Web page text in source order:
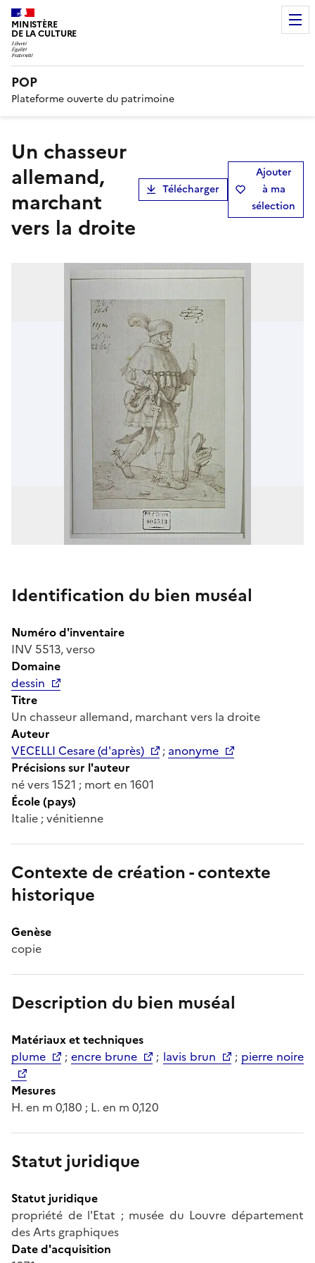
MINISTÈRE
DE LA CULTURE
POP
Plateforme ouverte du patrimoine
Un chasseur
allemand,
marchant
vers la droite
Télécharger
Ajouter
à ma
sélection
Identification du bien muséal
Numéro d'inventaire
INV 5513, verso
Domaine
dessin
Titre
Un chasseur allemand, marchant vers la droite
Auteur
VECELLI Cesare (d'après)
; anonyme
Précisions sur l'auteur
né vers 1521 ; mort en 1601
École (pays)
Italie ; vénitienne
Contexte de création - contexte
historique
Genèse
copie
Description du bien muséal
Matériaux et techniques
plume
;encre brune ; lavis brun ; pierre noire
Mesures
H. en m 0,180 ; L. en m 0,120
Statut juridique
Statut juridique
propriété de l'Etat ; musée du Louvre département
des Arts graphiques
Date d'acquisition